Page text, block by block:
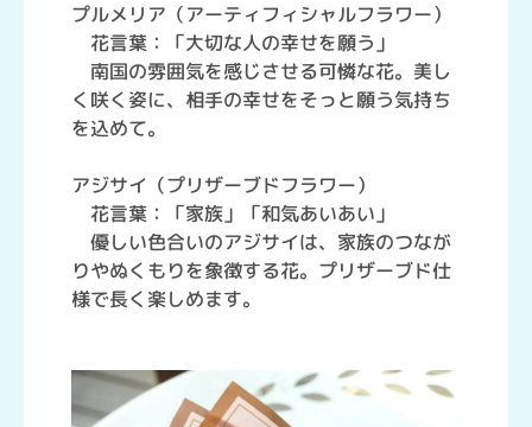
プルメリア（アーティフィシャルフラワー）
花言葉：「大切な人の幸せを願う」
南国の雰囲気を感じさせる可憐な花。美し
く咲く姿に、相手の幸せをそっと願う気持ち
を込めて。
アジサイ（プリザーブドフラワー）
花言葉：「家族」「和気あいあい」
優しい色合いのアジサイは、家族のつなが
りやぬくもりを象徴する花。プリザーブド仕
様で長く楽しめます。